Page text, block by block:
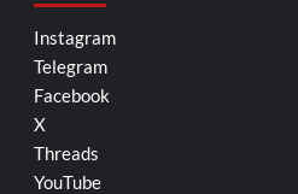
Instagram
Telegram
Facebook
X
Threads
YouTube